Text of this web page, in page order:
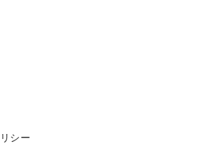
シー